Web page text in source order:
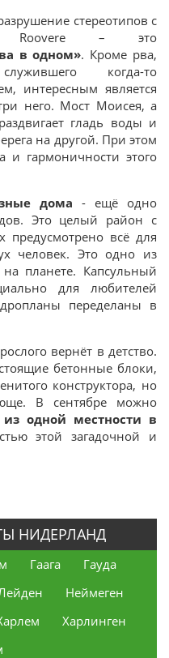
стереотипов с
Roovere – это
в одном». Кроме рва,
когда-то
интересным является
него. Мост Моисея, а
гладь воды и
на другой. При этом
гармоничности этого
дома - ещё одно
Это целый район с
всё для
человек. Это одно из
планете. Капсульный
для любителей
переделаны в
вернёт в детство.
бетонные блоки,
конструктора, но
В сентябре можно
из одной местности в
этой загадочной и
НИДЕРЛАНД
Гаага
Гауда
Неймеген
Харлинген